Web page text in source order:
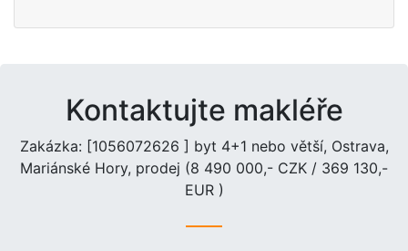
Kontaktujte makléře
Zakázka: [1056072626 ] byt 4+1 nebo větší, Ostrava,
Mariánské Hory, prodej (8 490 000,- CZK / 369 130,-
EUR )